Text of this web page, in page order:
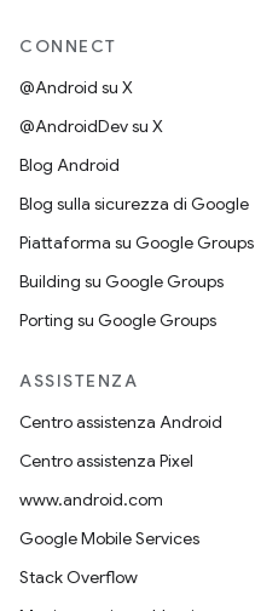
CONNECT
@Android su X
@AndroidDev su X
Blog Android
Blog sulla sicurezza di Google
Piattaforma su Google Groups
Building su Google Groups
Porting su Google Groups
ASSISTENZA
Centro assistenza Android
Centro assistenza Pixel
www.android.com
Google Mobile Services
Stack Overflow